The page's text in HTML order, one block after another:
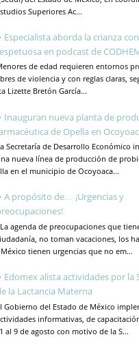
Superiores Ac...
Especialista aborda la crianza
en podcast de
de edad requieren entornos
de violencia y con reglas claras,
Lizette Bretón García...
Inauguran nueva planta de
de Opella en
Secretaría de Desarrollo Económico
nueva línea de producción de
en el municipio de Ocoyoaca...
A propósito de… ¡Urgencias y
La agenda de preocupaciones que
no toman vacaciones, los
tienen urgencias que no em...
Edomex alista actividades por la
la Lactancia Materna
Gobierno del Estado de México
informativas, de
al 9 de agosto con motivo de la S...